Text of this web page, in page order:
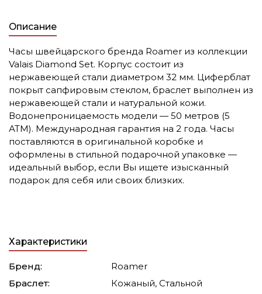
Описание
Часы швейцарского бренда Roamer из коллекции
Valais Diamond Set. Корпус состоит из
нержавеющей стали диаметром 32 мм. Циферблат
покрыт сапфировым стеклом, браслет выполнен из
нержавеющей стали и натуральной кожи.
Водонепроницаемость модели — 50 метров (5
АТМ). Международная гарантия на 2 года. Часы
поставляются в оригинальной коробке и
оформлены в стильной подарочной упаковке —
идеальный выбор, если Вы ищете изысканный
подарок для себя или своих близких.
Характеристики
Бренд:
Roamer
Браслет:
Кожаный, Стальной